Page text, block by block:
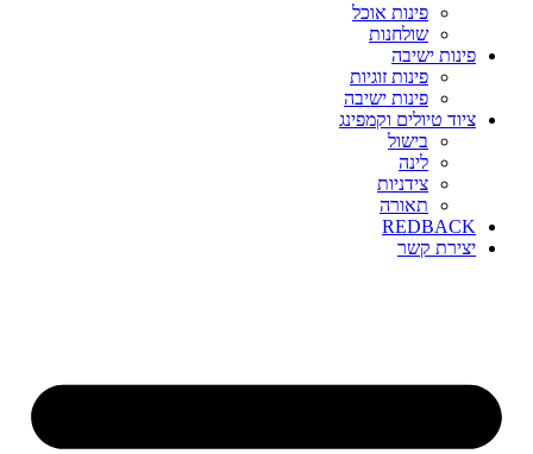
פינות אוכל
שולחנות
פינות ישיבה
פינות זוגיות
פינות ישיבה
ציוד טיולים וקמפינג
בישול
לינה
צידניות
תאורה
REDBACK
יצירת קשר